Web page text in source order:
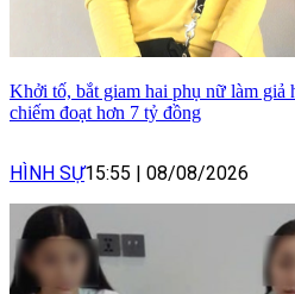
Khởi tố, bắt giam hai phụ nữ làm giả
chiếm đoạt hơn 7 tỷ đồng
HÌNH SỰ15:55 08/08/2026